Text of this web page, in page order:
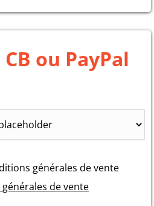
ou PayPal
générales de vente
de vente